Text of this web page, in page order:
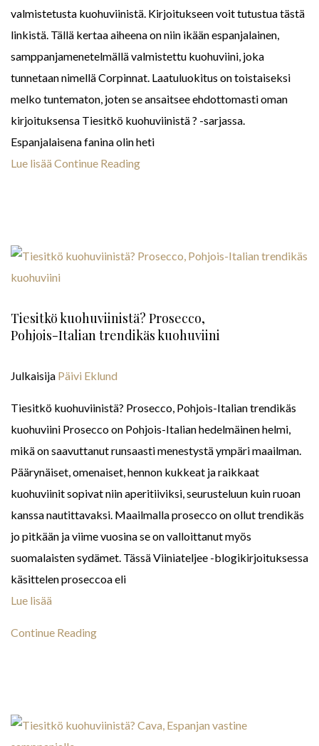
valmistetusta kuohuviinistä. Kirjoitukseen voit tutustua tästä
linkistä. Tällä kertaa aiheena on niin ikään espanjalainen,
samppanjamenetelmällä valmistettu kuohuviini, joka
tunnetaan nimellä Corpinnat. Laatuluokitus on toistaiseksi
melko tuntematon, joten se ansaitsee ehdottomasti oman
kirjoituksensa Tiesitkö kuohuviinistä ? -sarjassa.
Espanjalaisena fanina olin heti
Lue lisää Continue Reading
Tiesitkö kuohuviinistä? Prosecco,
Pohjois-Italian trendikäs kuohuviini
Julkaisija Päivi Eklund
Tiesitkö kuohuviinistä? Prosecco, Pohjois-Italian trendikäs
kuohuviini Prosecco on Pohjois-Italian hedelmäinen helmi,
mikä on saavuttanut runsaasti menestystä ympäri maailman.
Päärynäiset, omenaiset, hennon kukkeat ja raikkaat
kuohuviinit sopivat niin aperitiiviksi, seurusteluun kuin ruoan
kanssa nautittavaksi. Maailmalla prosecco on ollut trendikäs
jo pitkään ja viime vuosina se on valloittanut myös
suomalaisten sydämet. Tässä Viiniateljee -blogikirjoituksessa
käsittelen proseccoa eli
Lue lisää
Continue Reading